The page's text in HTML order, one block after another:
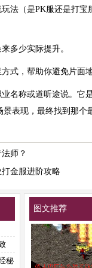
法（是PK服还是打
多少实际提升。
式，帮助你避免片面
名称或道听途说。
表现，最终找到那
师？
金服进阶攻略
秘
图文推荐